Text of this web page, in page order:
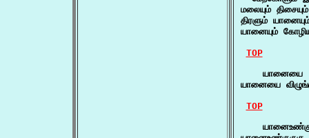
மலையும்
திரளும்
யானையும்
TOP
யானையை
யானையை
TOP